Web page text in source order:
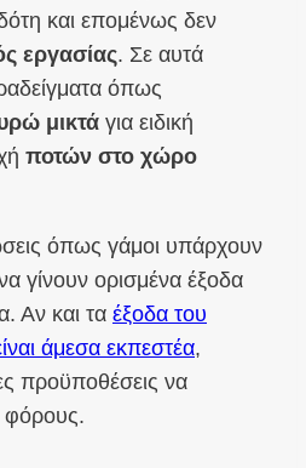
και επομένως δεν
εργασίας. Σε αυτά
όπως
μικτά για ειδική
ποτών στο χώρο
όπως γάμοι υπάρχουν
γίνουν ορισμένα έξοδα
Αν και τα έξοδα του
άμεσα εκπεστέα,
προϋποθέσεις να
φόρους.